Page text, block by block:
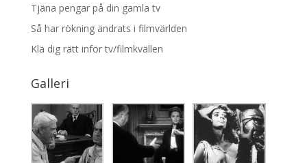
Tjäna pengar på din gamla tv
Så har rökning ändrats i filmvärlden
Klä dig rätt inför tv/filmkvällen
Galleri